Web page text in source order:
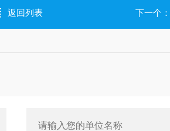
返回列表 下一个：